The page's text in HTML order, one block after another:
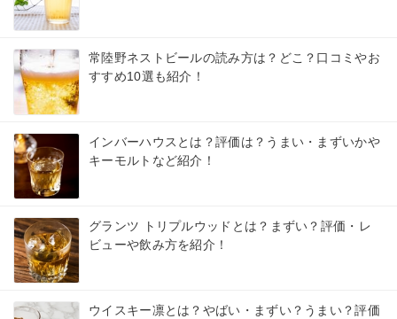
常陸野ネストビールの読み方は？どこ？口コミやお
すすめ10選も紹介！
インバーハウスとは？評価は？うまい・まずいかや
キーモルトなど紹介！
グランツ トリプルウッドとは？まずい？評価・レ
ビューや飲み方を紹介！
ウイスキー凛とは？やばい・まずい？うまい？評価